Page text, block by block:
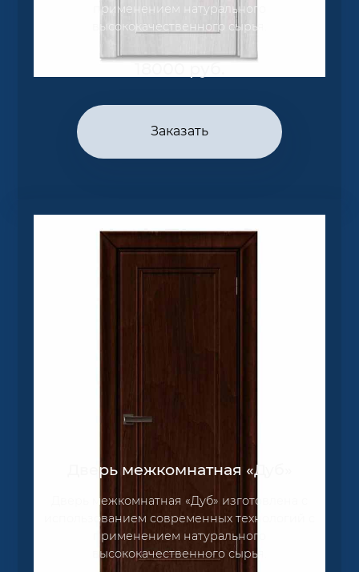
применением натурального
высококачественного сырья.
Заказать
Дверь межкомнатная «Дуб»
Дверь межкомнатная «Дуб» изготовлена с
использованием современных технологий с
применением натурального
высококачественного сырья.